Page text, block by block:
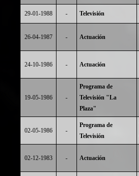
29-01-1988 - Televisión
26-04-1987 - Actuación
24-10-1986 - Actuación
19-05-1986 -
Programa de
Televisión "La
Plaza"
02-05-1986 -
Programa de
Televisión
02-12-1983 - Actuación